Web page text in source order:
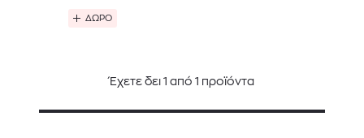
ΔΩΡΟ
Έχετε δει 1 από 1 προϊόντα